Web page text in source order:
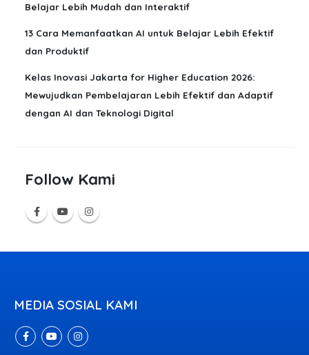
Belajar Lebih Mudah dan Interaktif
13 Cara Memanfaatkan AI untuk Belajar Lebih Efektif
dan Produktif
Kelas Inovasi Jakarta for Higher Education 2026:
Mewujudkan Pembelajaran Lebih Efektif dan Adaptif
dengan AI dan Teknologi Digital
Follow Kami
MEDIA SOSIAL KAMI